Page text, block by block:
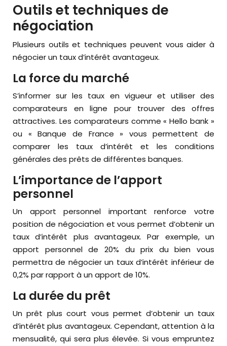
Outils et techniques de
négociation
Plusieurs outils et techniques peuvent vous aider à
négocier un taux d’intérêt avantageux.
La force du marché
S’informer sur les taux en vigueur et utiliser des
comparateurs en ligne pour trouver des offres
attractives. Les comparateurs comme « Hello bank »
ou « Banque de France » vous permettent de
comparer les taux d’intérêt et les conditions
générales des prêts de différentes banques.
L’importance de l’apport
personnel
Un apport personnel important renforce votre
position de négociation et vous permet d’obtenir un
taux d’intérêt plus avantageux. Par exemple, un
apport personnel de 20% du prix du bien vous
permettra de négocier un taux d’intérêt inférieur de
0,2% par rapport à un apport de 10%.
La durée du prêt
Un prêt plus court vous permet d’obtenir un taux
d’intérêt plus avantageux. Cependant, attention à la
mensualité, qui sera plus élevée. Si vous empruntez